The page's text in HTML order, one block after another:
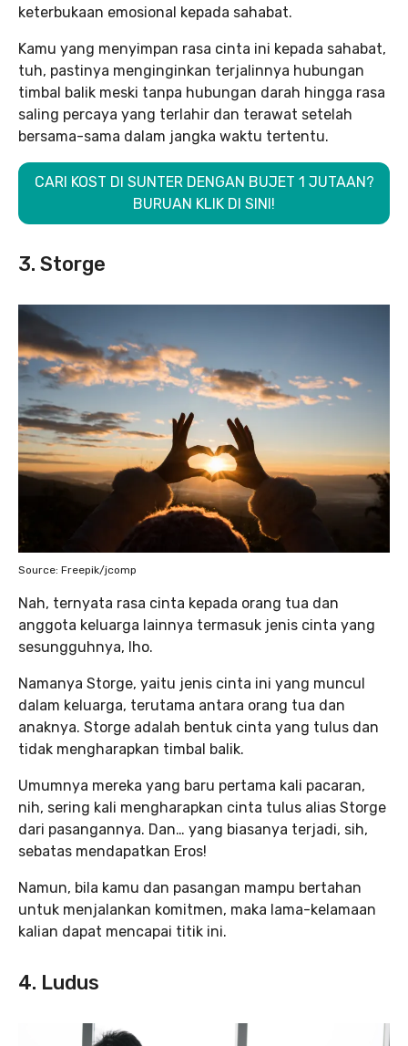
keterbukaan emosional kepada sahabat.
Kamu yang menyimpan rasa cinta ini kepada sahabat,
tuh, pastinya menginginkan terjalinnya hubungan
timbal balik meski tanpa hubungan darah hingga rasa
saling percaya yang terlahir dan terawat setelah
bersama-sama dalam jangka waktu tertentu.
CARI KOST DI SUNTER DENGAN BUJET 1 JUTAAN?
BURUAN KLIK DI SINI!
3. Storge
Source: Freepik/jcomp
Nah, ternyata rasa cinta kepada orang tua dan
anggota keluarga lainnya termasuk jenis cinta yang
sesungguhnya, lho.
Namanya Storge, yaitu jenis cinta ini yang muncul
dalam keluarga, terutama antara orang tua dan
anaknya. Storge adalah bentuk cinta yang tulus dan
tidak mengharapkan timbal balik.
Umumnya mereka yang baru pertama kali pacaran,
nih, sering kali mengharapkan cinta tulus alias Storge
dari pasangannya. Dan… yang biasanya terjadi, sih,
sebatas mendapatkan Eros!
Namun, bila kamu dan pasangan mampu bertahan
untuk menjalankan komitmen, maka lama-kelamaan
kalian dapat mencapai titik ini.
4. Ludus